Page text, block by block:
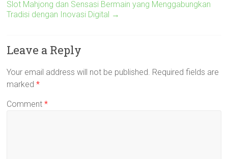
Slot Mahjong dan Sensasi Bermain yang Menggabungkan
Tradisi dengan Inovasi Digital →
Leave a Reply
Your email address will not be published. Required fields are
marked*
Comment*